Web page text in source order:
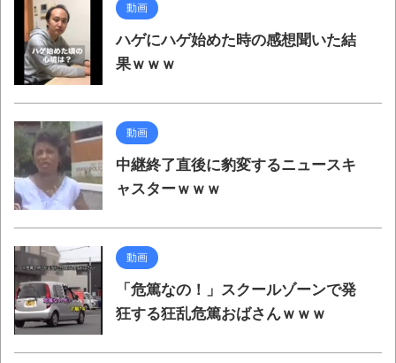
動画
ハゲにハゲ始めた時の感想聞いた結
果ｗｗｗ
動画
中継終了直後に豹変するニュースキ
ャスターｗｗｗ
動画
「危篤なの！」スクールゾーンで発
狂する狂乱危篤おばさんｗｗｗ